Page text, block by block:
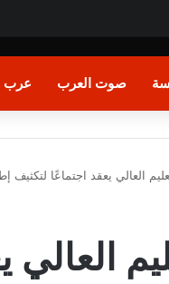
صوت العرب عرب
العالي يعقد اجتماعًا